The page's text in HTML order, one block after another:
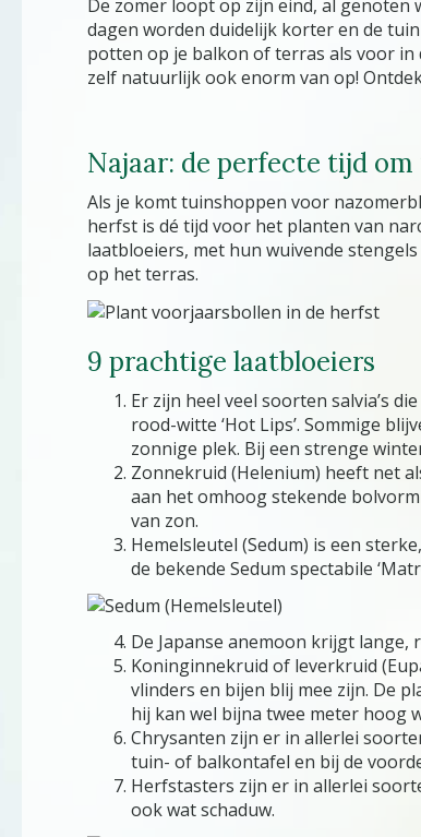
De zomer loopt op zijn eind, al genoten
dagen worden duidelijk korter en de
potten op je balkon of terras als voor in
zelf natuurlijk ook enorm van op!
Najaar: de perfecte tijd
Als je komt tuinshoppen voor
herfst is dé tijd voor het planten van
laatbloeiers, met hun wuivende
op het terras.
9 prachtige laatbloeiers
Er zijn heel veel soorten salvia’s
rood-witte ‘Hot Lips’. Sommige
zonnige plek. Bij een strenge
Zonnekruid (Helenium) heeft net
aan het omhoog stekende
van zon.
Hemelsleutel (Sedum) is een
de bekende Sedum spectabile
De Japanse anemoon krijgt
Koninginnekruid of leverkruid
vlinders en bijen blij mee zijn. De
hij kan wel bijna twee meter hoog
Chrysanten zijn er in allerlei
tuin- of balkontafel en bij de
Herfstasters zijn er in allerlei
ook wat schaduw.